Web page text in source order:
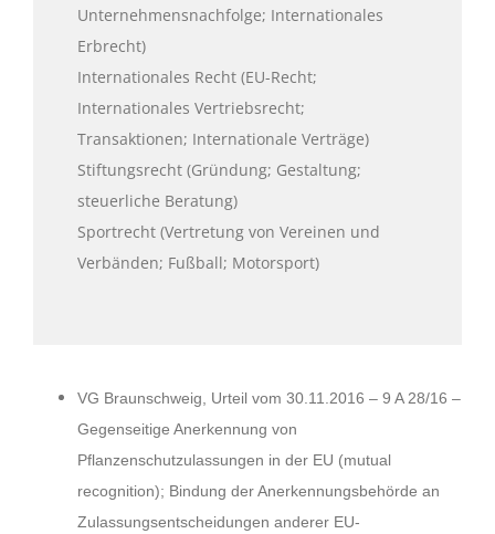
Unternehmensnachfolge; Internationales
Erbrecht)
Internationales Recht (EU-Recht;
Internationales Vertriebsrecht;
Transaktionen; Internationale Verträge)
Stiftungsrecht (Gründung; Gestaltung;
steuerliche Beratung)
Sportrecht (Vertretung von Vereinen und
Verbänden; Fußball; Motorsport)
VG Braunschweig, Urteil vom 30.11.2016 – 9 A 28/16 –
Gegenseitige Anerkennung von
Pflanzenschutzulassungen in der EU (mutual
recognition); Bindung der Anerkennungsbehörde an
Zulassungsentscheidungen anderer EU-